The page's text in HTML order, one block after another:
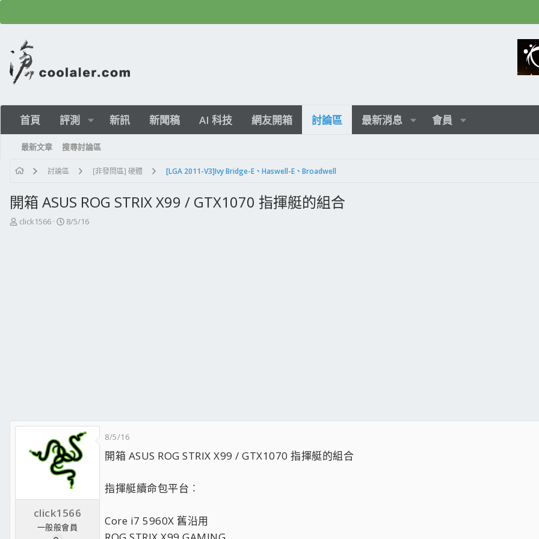
首頁 評測 新訊 新聞稿 AI 科技 網友開箱 討論區 最新消息 會員
最新文章 搜尋討論區
討論區 [非發問區] 硬體 [LGA 2011-V3]Ivy Bridge-E、Haswell-E、Broadwell
開箱 ASUS ROG STRIX X99 / GTX1070 指揮艇的組合
主
click1566
開
8/5/16
click1566
一般般會員
8/5/16
開箱 ASUS ROG STRIX X99 / GTX1070 指揮艇的組合
指揮艇續命包平台︰
Core i7 5960X 舊沿用